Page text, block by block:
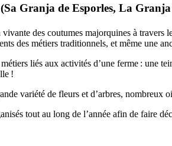
(Sa Granja de Esporles, La Granja
des coutumes majorquines à travers
des métiers traditionnels, et même une
liés aux activités d’une ferme : une
!
variété de fleurs et d’arbres,
tout au long de l’année afin de faire